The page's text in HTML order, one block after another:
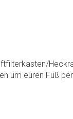
um euren Fuß